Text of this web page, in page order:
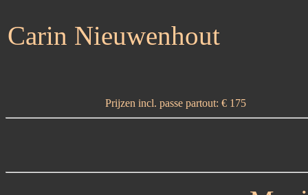
Carin Nieuwenhout
Prijzen incl. passe partout: € 175